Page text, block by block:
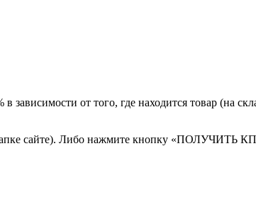
от того, где находится товар (на
сайте). Либо нажмите кнопку «ПОЛУЧИТЬ